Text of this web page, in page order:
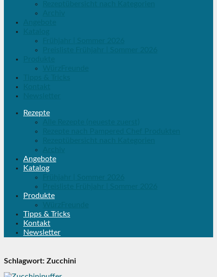
Rezepte
Angebote
Katalog
Produkte
Tipps & Tricks
Kontakt
Newsletter
Schlagwort: Zucchini